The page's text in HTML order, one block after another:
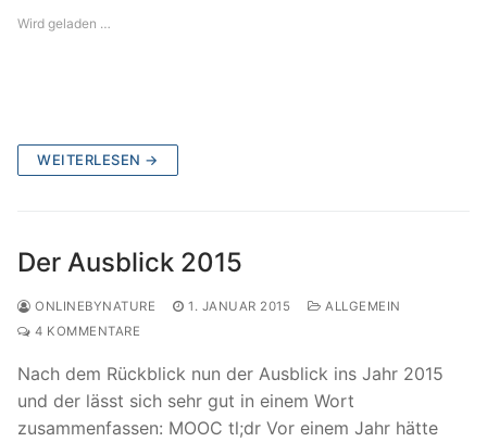
Wird geladen …
WEITERLESEN →
Der Ausblick 2015
ONLINEBYNATURE 1. JANUAR 2015
ALLGEMEIN
4 KOMMENTARE
Nach dem Rückblick nun der Ausblick ins Jahr 2015
und der lässt sich sehr gut in einem Wort
zusammenfassen: MOOC tl;dr Vor einem Jahr hätte